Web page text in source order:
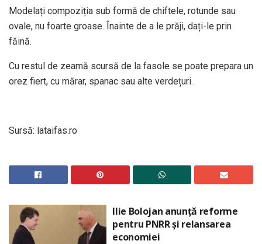
Modelați compoziția sub formă de chiftele, rotunde sau
ovale, nu foarte groase. Înainte de a le prăji, dați-le prin
făină.
Cu restul de zeamă scursă de la fasole se poate prepara un
orez fiert, cu mărar, spanac sau alte verdețuri.
Sursă: lataifas.ro
Ilie Bolojan anunță reforme
pentru PNRR și relansarea
economiei